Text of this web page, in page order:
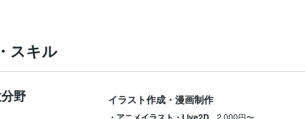
スキル
野 イラスト作成・漫画制作